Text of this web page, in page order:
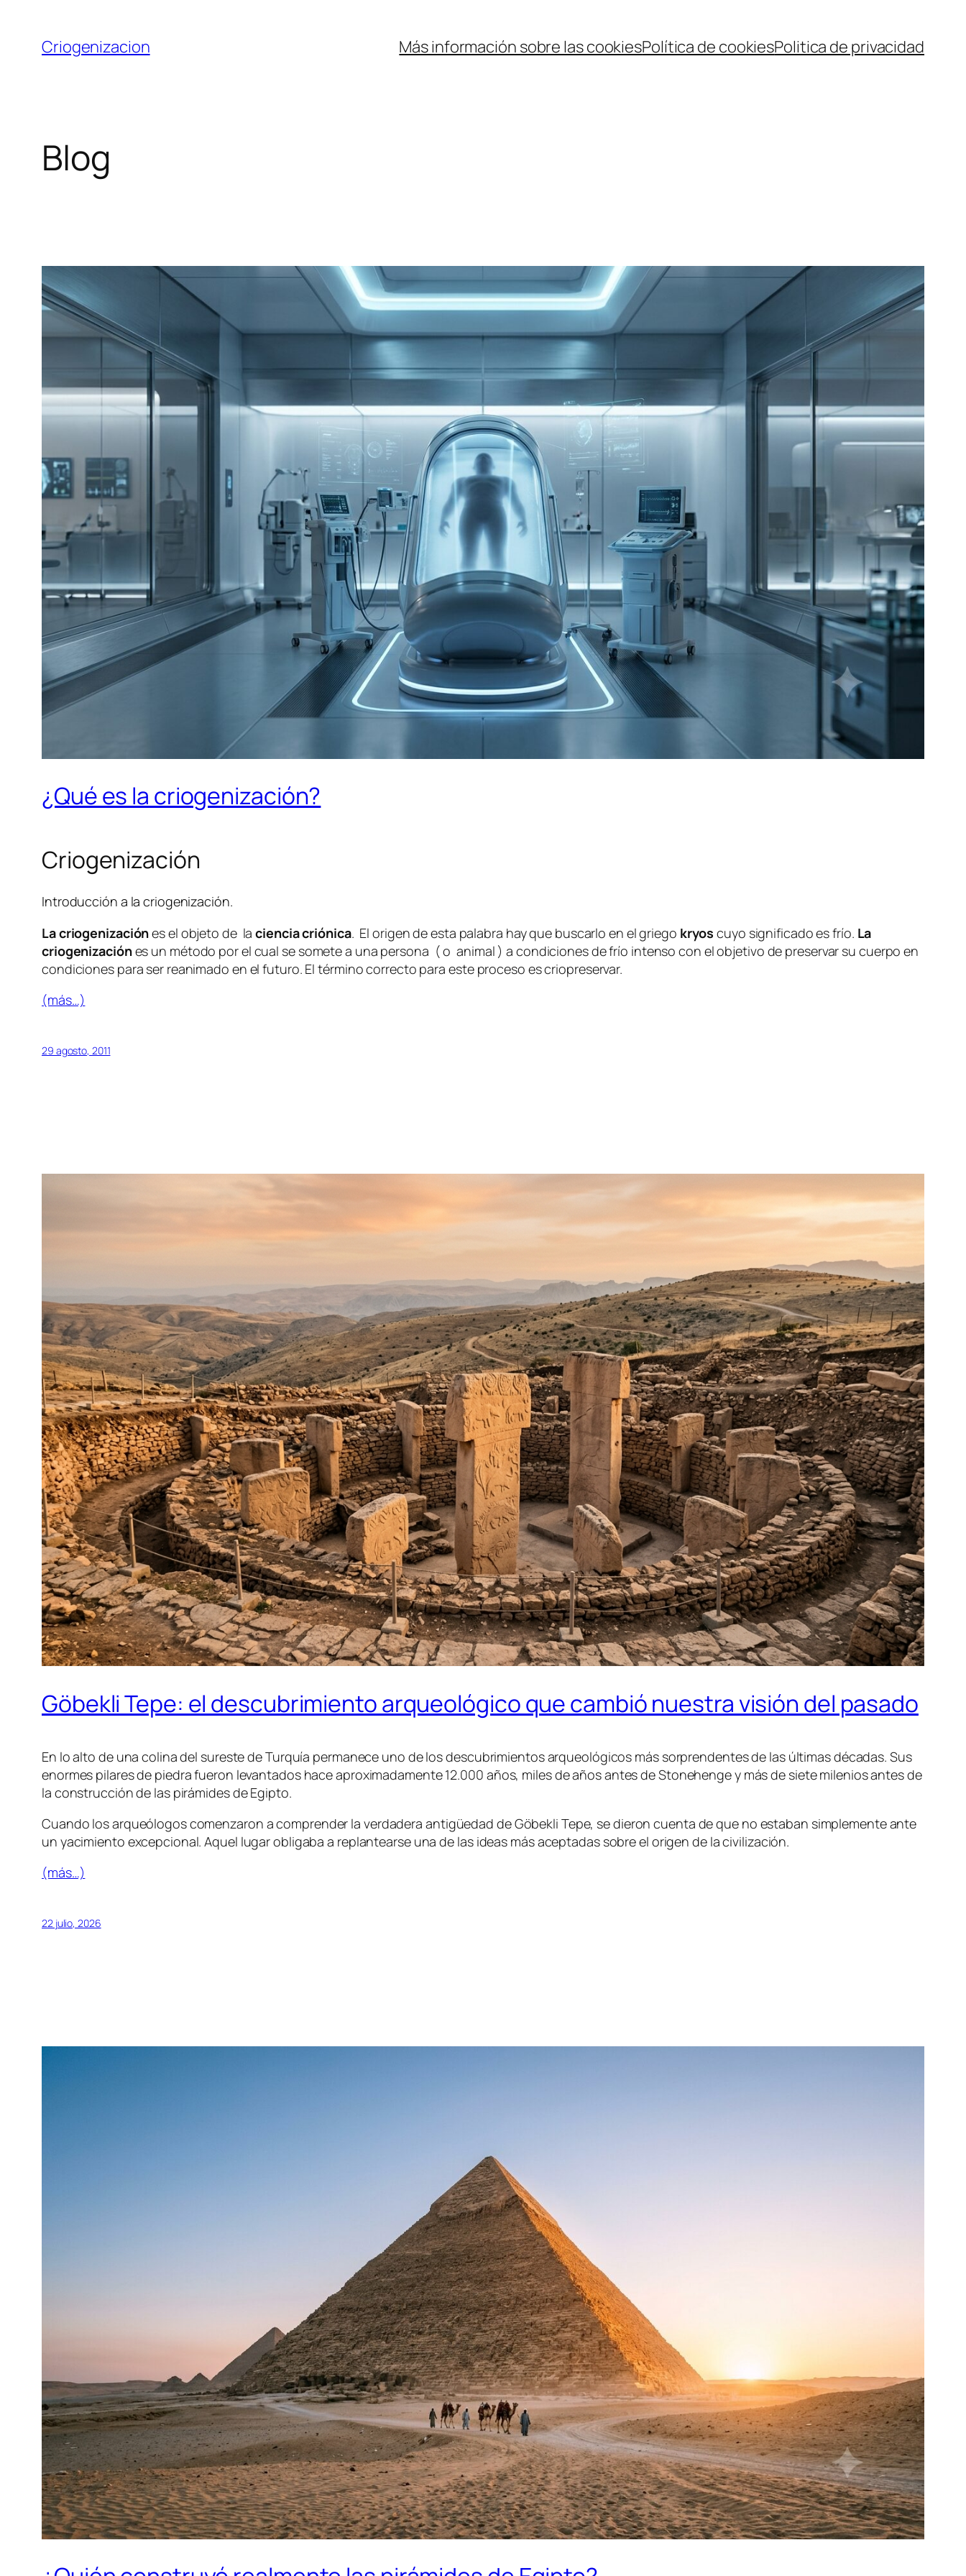
contenido
Criogenizacion Más información sobre las cookiesPolítica de cookiesPolitica de privacidad
Blog
¿Qué es la criogenización?
Criogenización
Introducción a la criogenización.
La criogenizaciónes el objeto de laciencia criónica. El origen de esta palabra hay que buscarlo en el griego kryos cuyo significado es frío. La
criogenizaciónes un método por el cual se somete a una persona ( o animal ) a condiciones de frío intenso con el objetivo de preservar su cuerpo en
condiciones para ser reanimado en el futuro. El término correcto para este proceso es criopreservar.
(más…)
29 agosto, 2011
Göbekli Tepe: el descubrimiento arqueológico que cambió nuestra visión del pasado
En lo alto de una colina del sureste de Turquía permanece uno de los descubrimientos arqueológicos más sorprendentes de las últimas décadas. Sus
enormes pilares de piedra fueron levantados hace aproximadamente 12.000 años, miles de años antes de Stonehenge y más de siete milenios antes de
la construcción de las pirámides de Egipto.
Cuando los arqueólogos comenzaron a comprender la verdadera antigüedad de Göbekli Tepe, se dieron cuenta de que no estaban simplemente ante
un yacimiento excepcional. Aquel lugar obligaba a replantearse una de las ideas más aceptadas sobre el origen de la civilización.
(más…)
22 julio, 2026